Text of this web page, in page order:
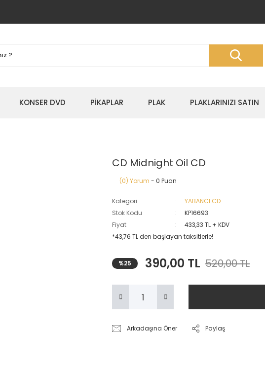
KONSER DVD PİKAPLAR PLAK PLAKLARINIZI SATIN
CD Midnight Oil CD
(0) Yorum - 0 Puan
Kategori
YABANCI CD
Stok Kodu
KP16693
Fiyat
433,33 TL + KDV
*43,76 TL den başlayan taksitlerle!
%25 390,00 TL 520,00 TL
Arkadaşına Öner Paylaş